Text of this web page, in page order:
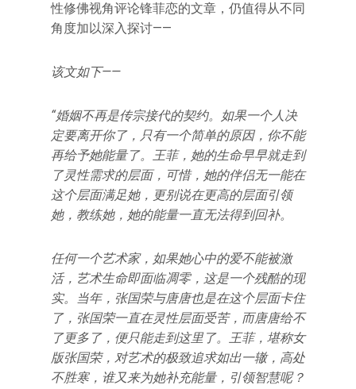
性修佛视角评论锋菲恋的文章，仍值得从不同
角度加以深入探讨——
该文如下——
“婚姻不再是传宗接代的契约。如果一个人决
定要离开你了，只有一个简单的原因，你不能
再给予她能量了。 王菲，她的生命早早就走到
了灵性需求的层面，可惜，她的伴侣无一能在
这个层面满足她，更别说在更高的层面引领
她，教练她，她的能量一直无法得到回补。
任何一个艺术家，如果她心中的爱不能被激
活，艺术生命即面临凋零，这是一个残酷的现
实。当年，张国荣与唐唐也是在这个层面卡住
了，张国荣一直在灵性层面受苦，而唐唐给不
了更多了，便只能走到这里了。 王菲，堪称女
版张国荣，对艺术的极致追求如出一辙，高处
不胜寒，谁又来为她补充能量，引领智慧呢？